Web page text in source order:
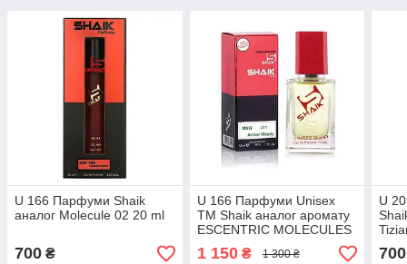
U 166 Парфуми Shaik
аналог Molecule 02 20 ml
700 ₴
U 166 Парфуми Unisex
ТМ Shaik аналог аромату
ESCENTRIC MOLECULES
ESCENTRIC 02 50 ml
1 150₴ 1 300 ₴
U
700